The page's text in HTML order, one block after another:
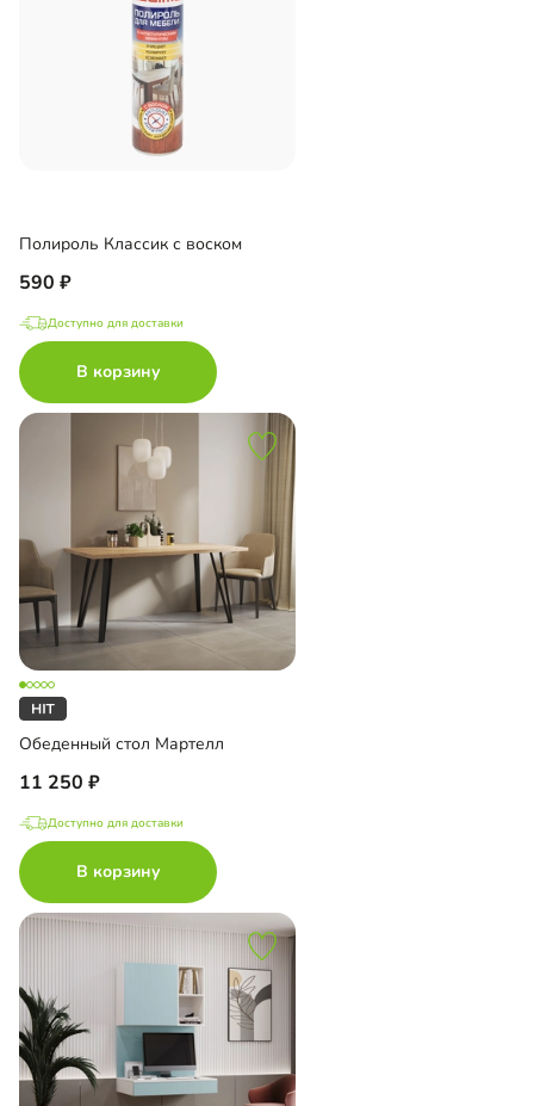
Полироль Классик с воском
590
Доступно для доставки
В корзину
Обеденный стол Мартелл
11 250
Доступно для доставки
В корзину